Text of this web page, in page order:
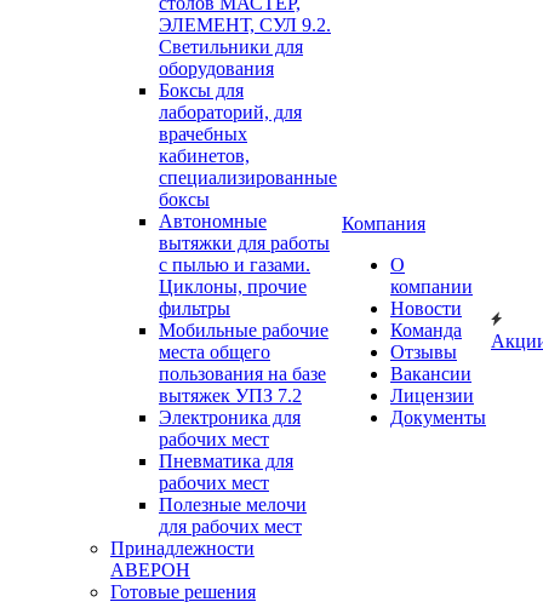
ЭЛЕМЕНТ, СУЛ 9.2.
Светильники для
оборудования
Боксы для
лабораторий, для
врачебных
кабинетов,
специализированные
боксы
Автономные
вытяжки для работы
с пылью и газами.
Циклоны, прочие
фильтры
Мобильные рабочие
места общего
пользования на базе
вытяжек УПЗ 7.2
Электроника для
рабочих мест
Пневматика для
рабочих мест
Полезные мелочи
для рабочих мест
Принадлежности
АВЕРОН
Готовые решения
Компания
О
компании
Новости
Команда
Отзывы
Вакансии
Лицензии
Документы